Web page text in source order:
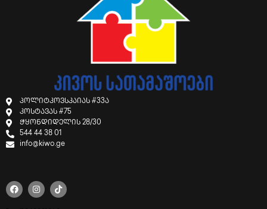
პოლიტკოვსკაიას #33ა
კოსტავას #75
ჭყონდიდელის 28/30
544 44 38 01
info@kiwo.ge